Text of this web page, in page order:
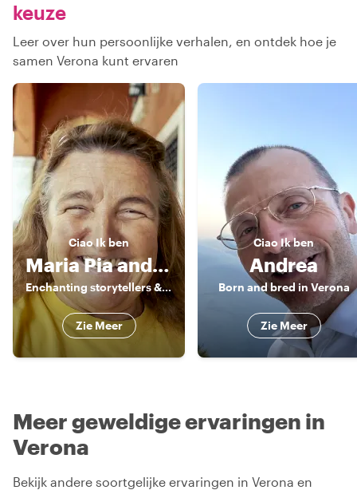
keuze
Leer over hun persoonlijke verhalen, en ontdek hoe je
samen Verona kunt ervaren
Ciao Ik ben
Maria Pia and Friends
Enchanting storytellers & enthusiatic guides
Zie Meer
Ciao Ik ben
Andrea
Born and bred in Verona
Zie Meer
Meer geweldige ervaringen in
Verona
Bekijk andere soortgelijke ervaringen in Verona en